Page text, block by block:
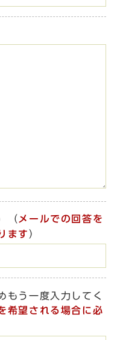
（ メールでの回答を
ます ）
もう一度入力してく
希望される場合に必